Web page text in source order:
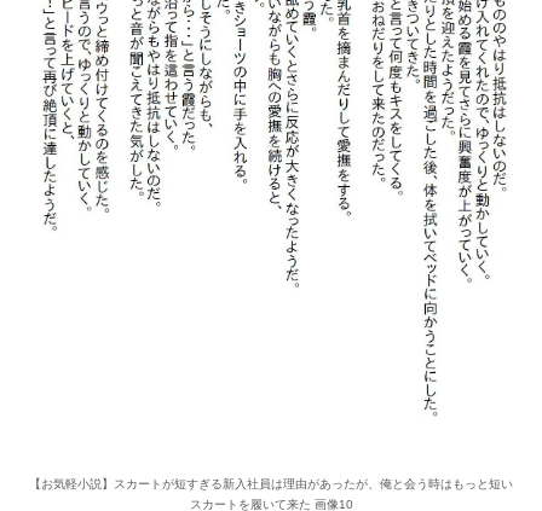
【お気軽小説】スカートが短すぎる新入社員は理由があったが、俺と会う時はもっと短い
スカートを履いて来た 画像10